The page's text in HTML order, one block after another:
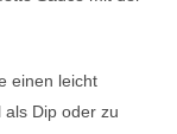
einen leicht
Dip oder zu